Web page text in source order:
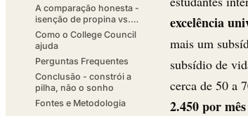
decidem
A comparação honesta -
isenção de propina vs.
rendimento para custo de
vida
Como o College Council
ajuda
Perguntas Frequentes
Conclusão - constrói a
pilha, não o sonho
Fontes e Metodologia
excelência
mais um
subsídio de
cerca de 50 a
2.450 por mês